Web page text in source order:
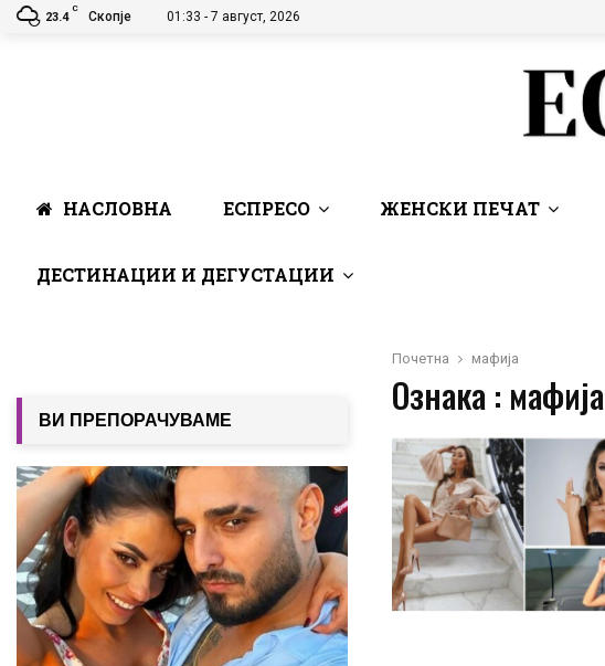
23.4
C
Скопје 01:33 - 7 август, 2026
НАСЛОВНА ЕСПРЕСО ЖЕНСКИ ПЕЧАТ
ДЕСТИНАЦИИ И ДЕГУСТАЦИИ
Почетна мафија
Ознака : мафија
ВИ ПРЕПОРАЧУВАМЕ